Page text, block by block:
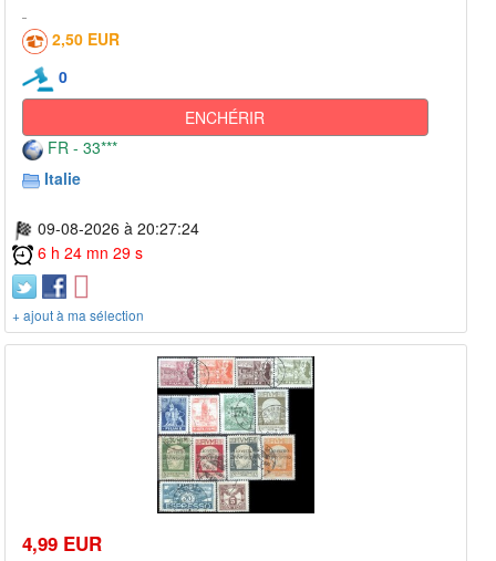
2,50 EUR
0
ENCHÉRIR
FR - 33***
Italie
09-08-2026 à 20:27:24
6 h 24 mn 29 s
+ ajout à ma sélection
4,99 EUR